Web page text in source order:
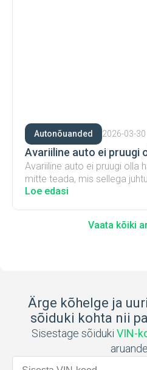
Autonõuanded 2026-03-30
Avariiline auto ei pruugi
Avariiline auto ei pruugi olla
mitte teada, mis sellega
Loe edasi
Vaata kõiki
Ärge kõhelge ja
sõiduki kohta nii
Sisestage sõiduki VIN-